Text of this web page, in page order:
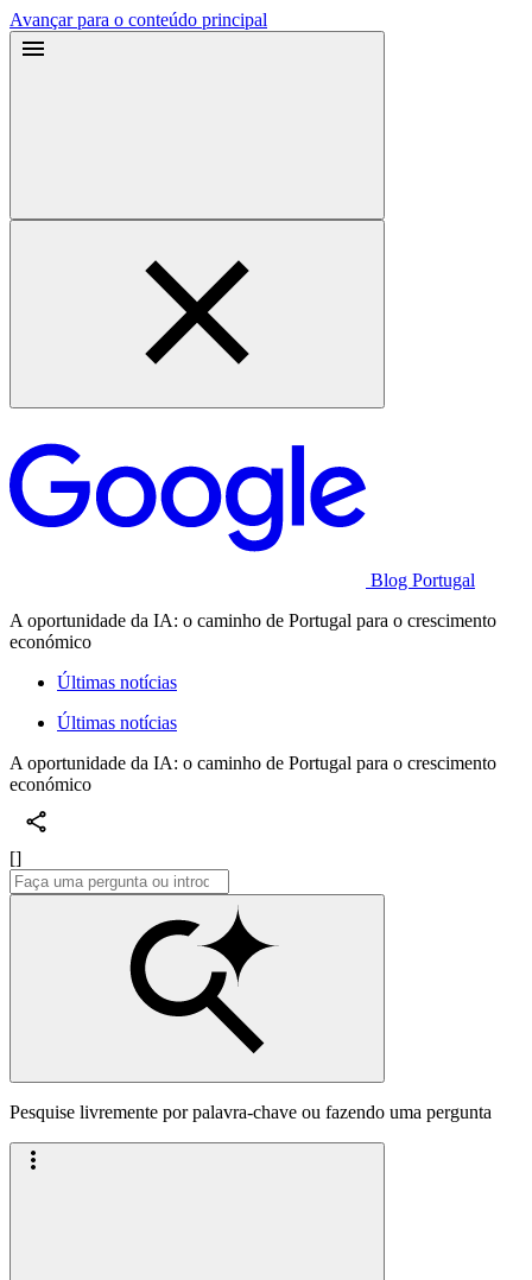
Avançar para o conteúdo principal
Blog Portugal
A oportunidade da IA: o caminho de Portugal para o crescimento
económico
Últimas notícias
Últimas notícias
A oportunidade da IA: o caminho de Portugal para o crescimento
económico
[]
Pesquise livremente por palavra-chave ou fazendo uma pergunta